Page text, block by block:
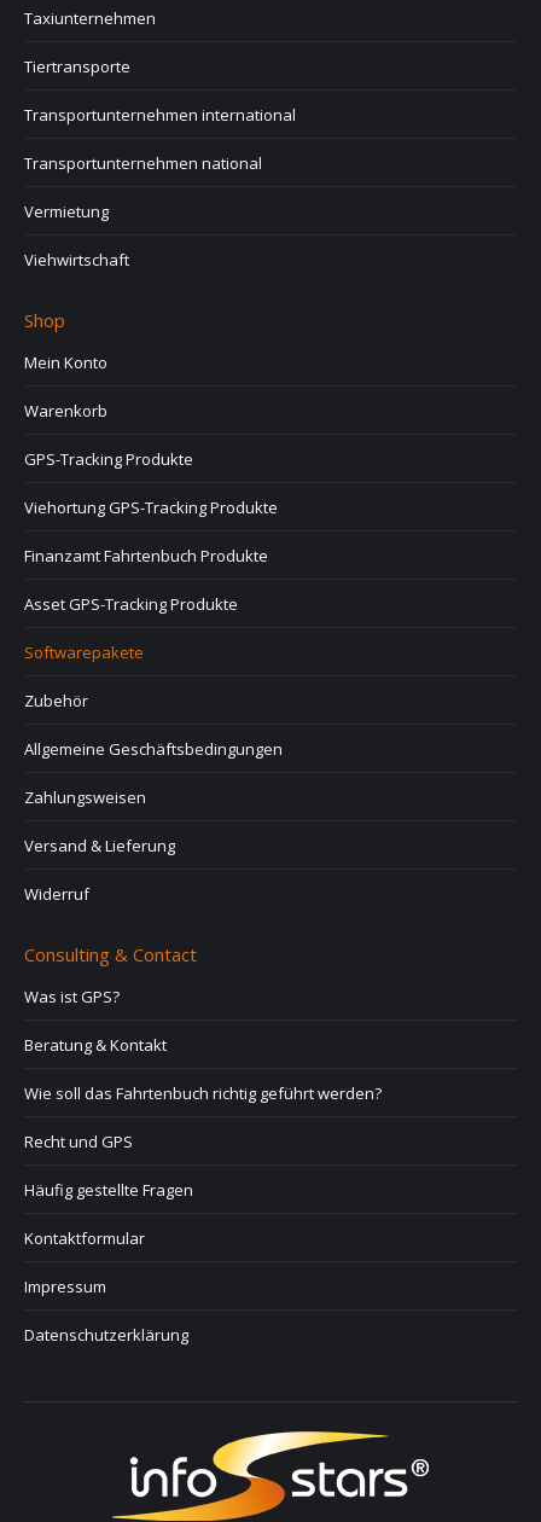
Taxiunternehmen
Tiertransporte
Transportunternehmen international
Transportunternehmen national
Vermietung
Viehwirtschaft
Shop
Mein Konto
Warenkorb
GPS-Tracking Produkte
Viehortung GPS-Tracking Produkte
Finanzamt Fahrtenbuch Produkte
Asset GPS-Tracking Produkte
Softwarepakete
Zubehör
Allgemeine Geschäftsbedingungen
Zahlungsweisen
Versand & Lieferung
Widerruf
Consulting & Contact
Was ist GPS?
Beratung & Kontakt
Wie soll das Fahrtenbuch richtig geführt werden?
Recht und GPS
Häufig gestellte Fragen
Kontaktformular
Impressum
Datenschutzerklärung